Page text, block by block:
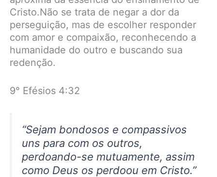
Cristo.Não se trata de negar a dor da
perseguição, mas de escolher responder
com amor e compaixão, reconhecendo a
humanidade do outro e buscando sua
redenção.
9° Efésios 4:32
“Sejam bondosos e compassivos
uns para com os outros,
perdoando-se mutuamente, assim
como Deus os perdoou em Cristo.”